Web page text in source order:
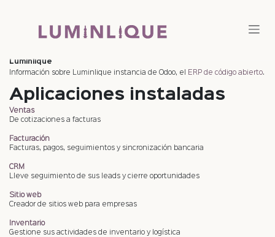
Luminlique
Información sobre Luminlique instancia de Odoo, el
ERP de código abierto.
Aplicaciones instaladas
Ventas
De cotizaciones a facturas
Facturación
Facturas, pagos, seguimientos y sincronización bancaria
CRM
Lleve seguimiento de sus leads y cierre oportunidades
Sitio web
Creador de sitios web para empresas
Inventario
Gestione sus actividades de inventario y logística